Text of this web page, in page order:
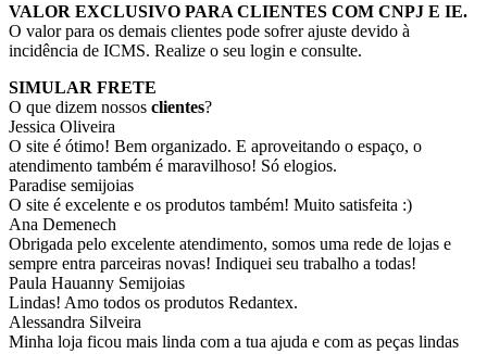
VALOR EXCLUSIVO PARA CLIENTES COM CNPJ E IE.
O valor para os demais clientes pode sofrer ajuste devido à
incidência de ICMS. Realize o seu login e consulte.
SIMULAR FRETE
O que dizem nossos clientes?
Jessica Oliveira
O site é ótimo! Bem organizado. E aproveitando o espaço, o
atendimento também é maravilhoso! Só elogios.
Paradise semijoias
O site é excelente e os produtos também! Muito satisfeita :)
Ana Demenech
Obrigada pelo excelente atendimento, somos uma rede de lojas e
sempre entra parceiras novas! Indiquei seu trabalho a todas!
Paula Hauanny Semijoias
Lindas! Amo todos os produtos Redantex.
Alessandra Silveira
Minha loja ficou mais linda com a tua ajuda e com as peças lindas